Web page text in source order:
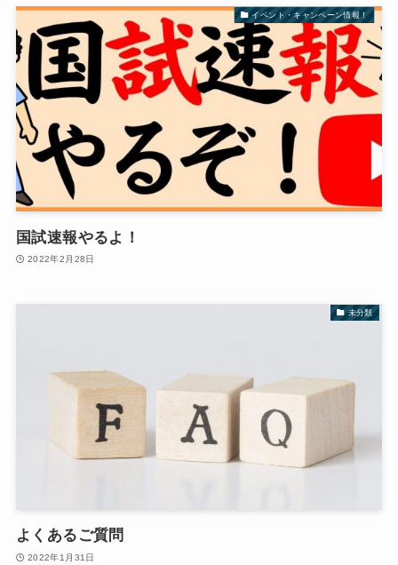
イベント・キャンペーン情報！
国試速報やるよ！
2022年2月28日
未分類
よくあるご質問
2022年1月31日